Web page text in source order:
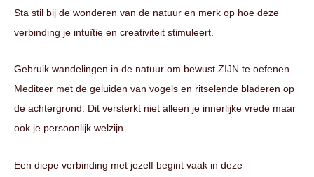
Sta stil bij de wonderen van de natuur en merk op hoe deze
verbinding je intuïtie en creativiteit stimuleert.
Gebruik wandelingen in de natuur om bewust ZIJN te oefenen.
Mediteer met de geluiden van vogels en ritselende bladeren op
de achtergrond. Dit versterkt niet alleen je innerlijke vrede maar
ook je persoonlijk welzijn.
Een diepe verbinding met jezelf begint vaak in deze